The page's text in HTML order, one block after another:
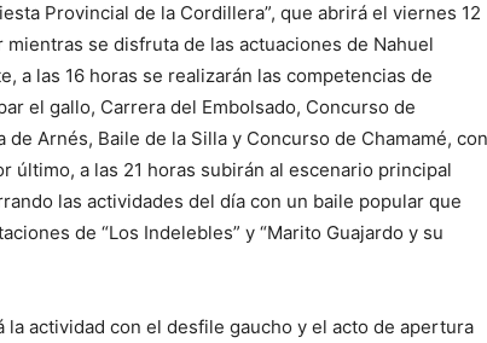
Provincial de la Cordillera”, que abrirá el viernes 12
se disfruta de las actuaciones de Nahuel
a las 16 horas se realizarán las competencias de
el gallo, Carrera del Embolsado, Concurso de
Arnés, Baile de la Silla y Concurso de Chamamé, con
último, a las 21 horas subirán al escenario principal
las actividades del día con un baile popular que
de “Los Indelebles” y “Marito Guajardo y su
la actividad con el desfile gaucho y el acto de apertura